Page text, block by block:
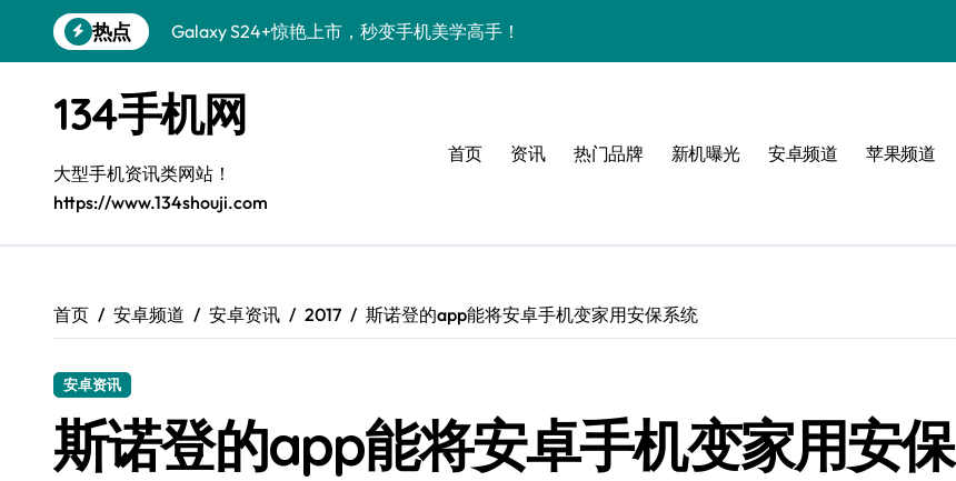
到
热点
Galaxy S24+惊艳上市，秒变手机美学高手！
Galaxy A56 5G登场，时尚旗舰新体验！
三星S26个性美颜全攻略，一键搞定！
S25美化秘籍：个性定制，炫酷随心！
Galaxy C55 5G焕新秘籍：定制潮流玩出圈
Galaxy Z Flip6：折叠时尚，尽享炫美新体验
S25 Ultra颜值炸裂！定制主题潮翻全场
134手机网
大型手机资讯类网站！
https://www.134shouji.com
首页 资讯 热门品牌 新机曝光 安卓频道 苹果频道
首页 安卓频道 安卓资讯 2017 斯诺登的app能将安卓手机变家用安保系统
安卓资讯
斯诺登的app能将安卓手机变家用安保